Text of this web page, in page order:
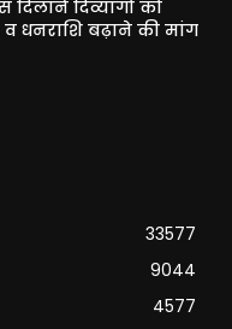
दिलाने दिव्यांगों को
व धनराशि बढ़ाने की मांग
33577
9044
4577